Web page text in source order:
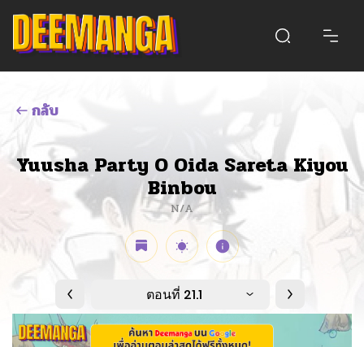
กลับ
Yuusha Party O Oida Sareta Kiyou
Binbou
N/A
ตอนที่ 21.1